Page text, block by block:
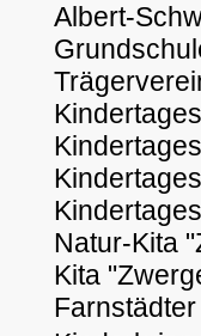
Albert-
Natur-Kita
Kita